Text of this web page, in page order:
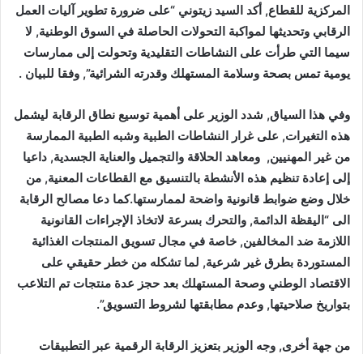
المركزية للقطاع, أكد السيد زيتوني “على ضرورة تطوير آليات العمل
الرقابي وتحديثها لمواكبة التحولات الحاصلة في السوق الوطنية, لا
سيما التي طرأت على النشاطات التقليدية وتحولت إلى ممارسات
يومية تمس بصحة وسلامة المستهلك وقدرته الشرائية”, وفقا للبيان .
وفي هذا السياق, شدد الوزير على أهمية توسيع نطاق الرقابة ليشمل
هذه التغيرات, على غرار النشاطات الطبية وشبه الطبية الممارسة
من غير المهنيين, ومعاهد الحلاقة والتجميل والعناية الجسدية, داعيا
إلى إعادة تنظيم هذه الأنشطة بالتنسيق مع القطاعات المعنية, من
خلال وضع ضوابط قانونية واضحة لممارستها.كما دعا مصالح الرقابة
الى “اليقظة الدائمة, والتحرك بسرعة لاتخاذ الإجراءات القانونية
اللازمة ضد المخالفين, خاصة في مجال تسويق المنتجات الغذائية
المستوردة بطرق غير شرعية, لما تشكله من خطر حقيقي على
الاقتصاد الوطني وصحة المستهلك بعد حجز عدة منتجات تم التلاعب
بتواريخ صلاحيتها, وعدم مطابقتها لشروط التسويق”.
من جهة أخرى, وجه الوزير بتعزيز الرقابة الرقمية عبر التطبيقات